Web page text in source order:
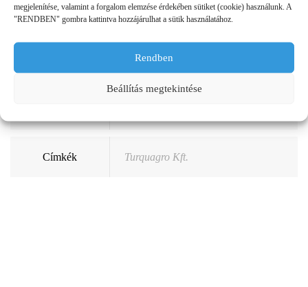
megjelenítése, valamint a forgalom elemzése érdekében sütiket (cookie) használunk. A
"RENDBEN" gombra kattintva hozzájárulhat a sütik használatához.
Rendben
Beállítás megtekintése
Sorközművelő kultivátorok,
Talajművelő gépek
Címkék Turquagro Kft.